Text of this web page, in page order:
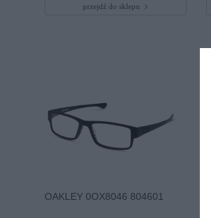
przejdź do sklepu
OAKLEY 0OX8046 804601